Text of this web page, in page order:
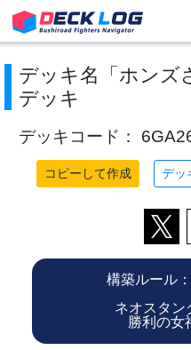
デッキ名「ホンズ
デッキ
デッキコード：
コピーして作成 デッ
構築ルール
ネオスタン
勝利の女